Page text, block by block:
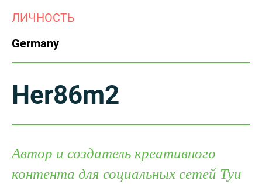
Italy
Korea
Russia Singapore
ЛИЧНОСТЬ
Germany
Her86m2
Автор и создатель креативного
контента для социальных сетей Туи